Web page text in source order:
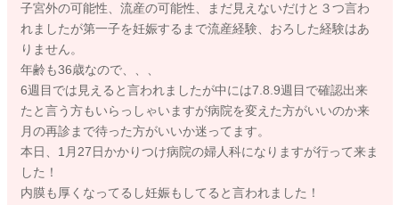
子宮外の可能性、流産の可能性、まだ見えないだけと３つ言わ
れましたが第一子を妊娠するまで流産経験、おろした経験はあ
りません。
年齢も36歳なので、、、
6週目では見えると言われましたが中には7.8.9週目で確認出来
たと言う方もいらっしゃいますが病院を変えた方がいいのか来
月の再診まで待った方がいいか迷ってます。
本日、1月27日かかりつけ病院の婦人科になりますが行って来ま
した！
内膜も厚くなってるし妊娠もしてると言われました！